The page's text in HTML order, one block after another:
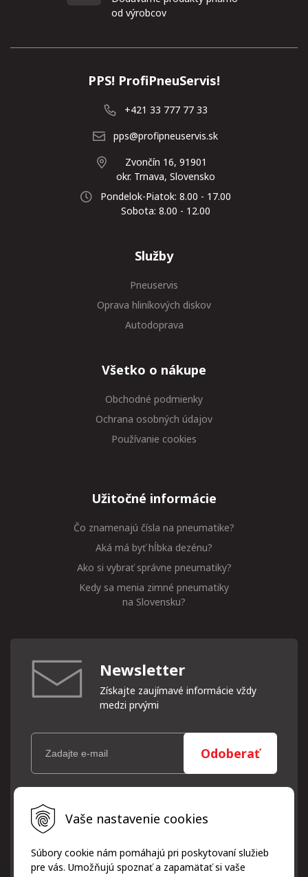
Vaše nastavenie cookies
Súbory cookie nám pomáhajú pri poskytovaní služieb
pre vás. Umožňujú spoznať a zapamätať si vaše
od výrobcov
PPS! ProfiPneuServis!
+421 33 777 77 33
pps@profipneuservis.sk
Zvončín 16, 91901
okr. Trnava, Slovensko
Pondelok-Piatok: 8.00 - 17.00
Sobota: 8.00 - 12.00
Služby
Pneuservis
Oprava hliníkových diskov
Autodoprava
Všetko o nákupe
Obchodné podmienky
Ochrana osobných údajov
Používanie cookies
Užitočné informácie
Čo znamenajú čísla na pneumatike?
Aká má byť hĺbka dezénu?
Ako si vybrať správne pneumatiky?
Kedy sa menia zimné pneumatiky
na Slovensku?
Newsletter
Získajte zaujímavé informácie vždy
medzi prvými
Odoberať
Vaše osobné údaje (email) budeme spracovávať len za týmto
účelom v súlade s platnou legislatívou a zásadami ochrany
osobných údajov. Súhlas potvrdíte kliknutím na odkaz, ktorý
písomne, emailom alebo kliknutím na odkaz z ktoréhokoľvek
informačného emailu.